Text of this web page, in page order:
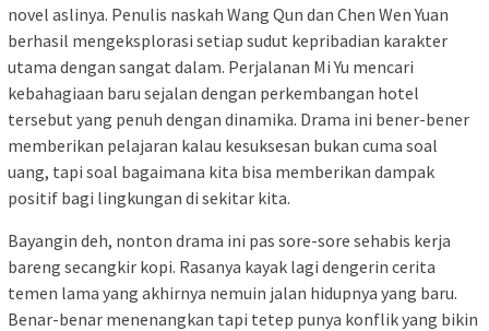
novel aslinya. Penulis naskah Wang Qun dan Chen Wen Yuan
berhasil mengeksplorasi setiap sudut kepribadian karakter
utama dengan sangat dalam. Perjalanan Mi Yu mencari
kebahagiaan baru sejalan dengan perkembangan hotel
tersebut yang penuh dengan dinamika. Drama ini bener-bener
memberikan pelajaran kalau kesuksesan bukan cuma soal
uang, tapi soal bagaimana kita bisa memberikan dampak
positif bagi lingkungan di sekitar kita.
Bayangin deh, nonton drama ini pas sore-sore sehabis kerja
bareng secangkir kopi. Rasanya kayak lagi dengerin cerita
temen lama yang akhirnya nemuin jalan hidupnya yang baru.
Benar-benar menenangkan tapi tetep punya konflik yang bikin